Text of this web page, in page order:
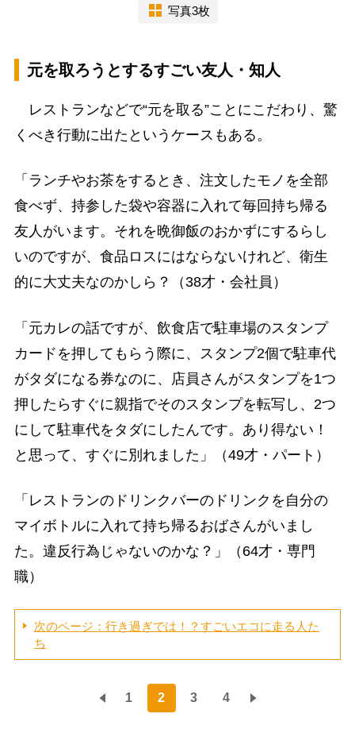
写真3枚
元を取ろうとするすごい友人・知人
レストランなどで“元を取る”ことにこだわり、驚
くべき行動に出たというケースもある。
「ランチやお茶をするとき、注文したモノを全部
食べず、持参した袋や容器に入れて毎回持ち帰る
友人がいます。それを晩御飯のおかずにするらし
いのですが、食品ロスにはならないけれど、衛生
的に大丈夫なのかしら？（38才・会社員）
「元カレの話ですが、飲食店で駐車場のスタンプ
カードを押してもらう際に、スタンプ2個で駐車代
がタダになる券なのに、店員さんがスタンプを1つ
押したらすぐに親指でそのスタンプを転写し、2つ
にして駐車代をタダにしたんです。あり得ない！
と思って、すぐに別れました」（49才・パート）
「レストランのドリンクバーのドリンクを自分の
マイボトルに入れて持ち帰るおばさんがいまし
た。違反行為じゃないのかな？」（64才・専門
職）
次のページ：行き過ぎでは！？すごいエコに走る人た
ち
1 2 3 4